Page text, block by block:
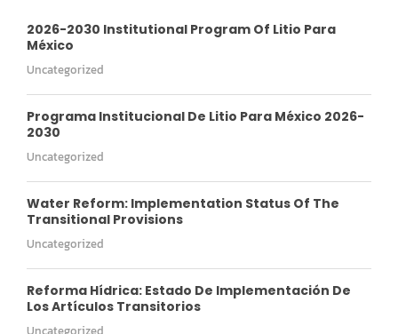
2026-2030 Institutional Program Of Litio Para
México
Uncategorized
Programa Institucional De Litio Para México 2026-
2030
Uncategorized
Water Reform: Implementation Status Of The
Transitional Provisions
Uncategorized
Reforma Hídrica: Estado De Implementación De
Los Artículos Transitorios
Uncategorized